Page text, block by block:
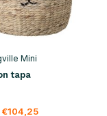
Mini
tapa
€104,25